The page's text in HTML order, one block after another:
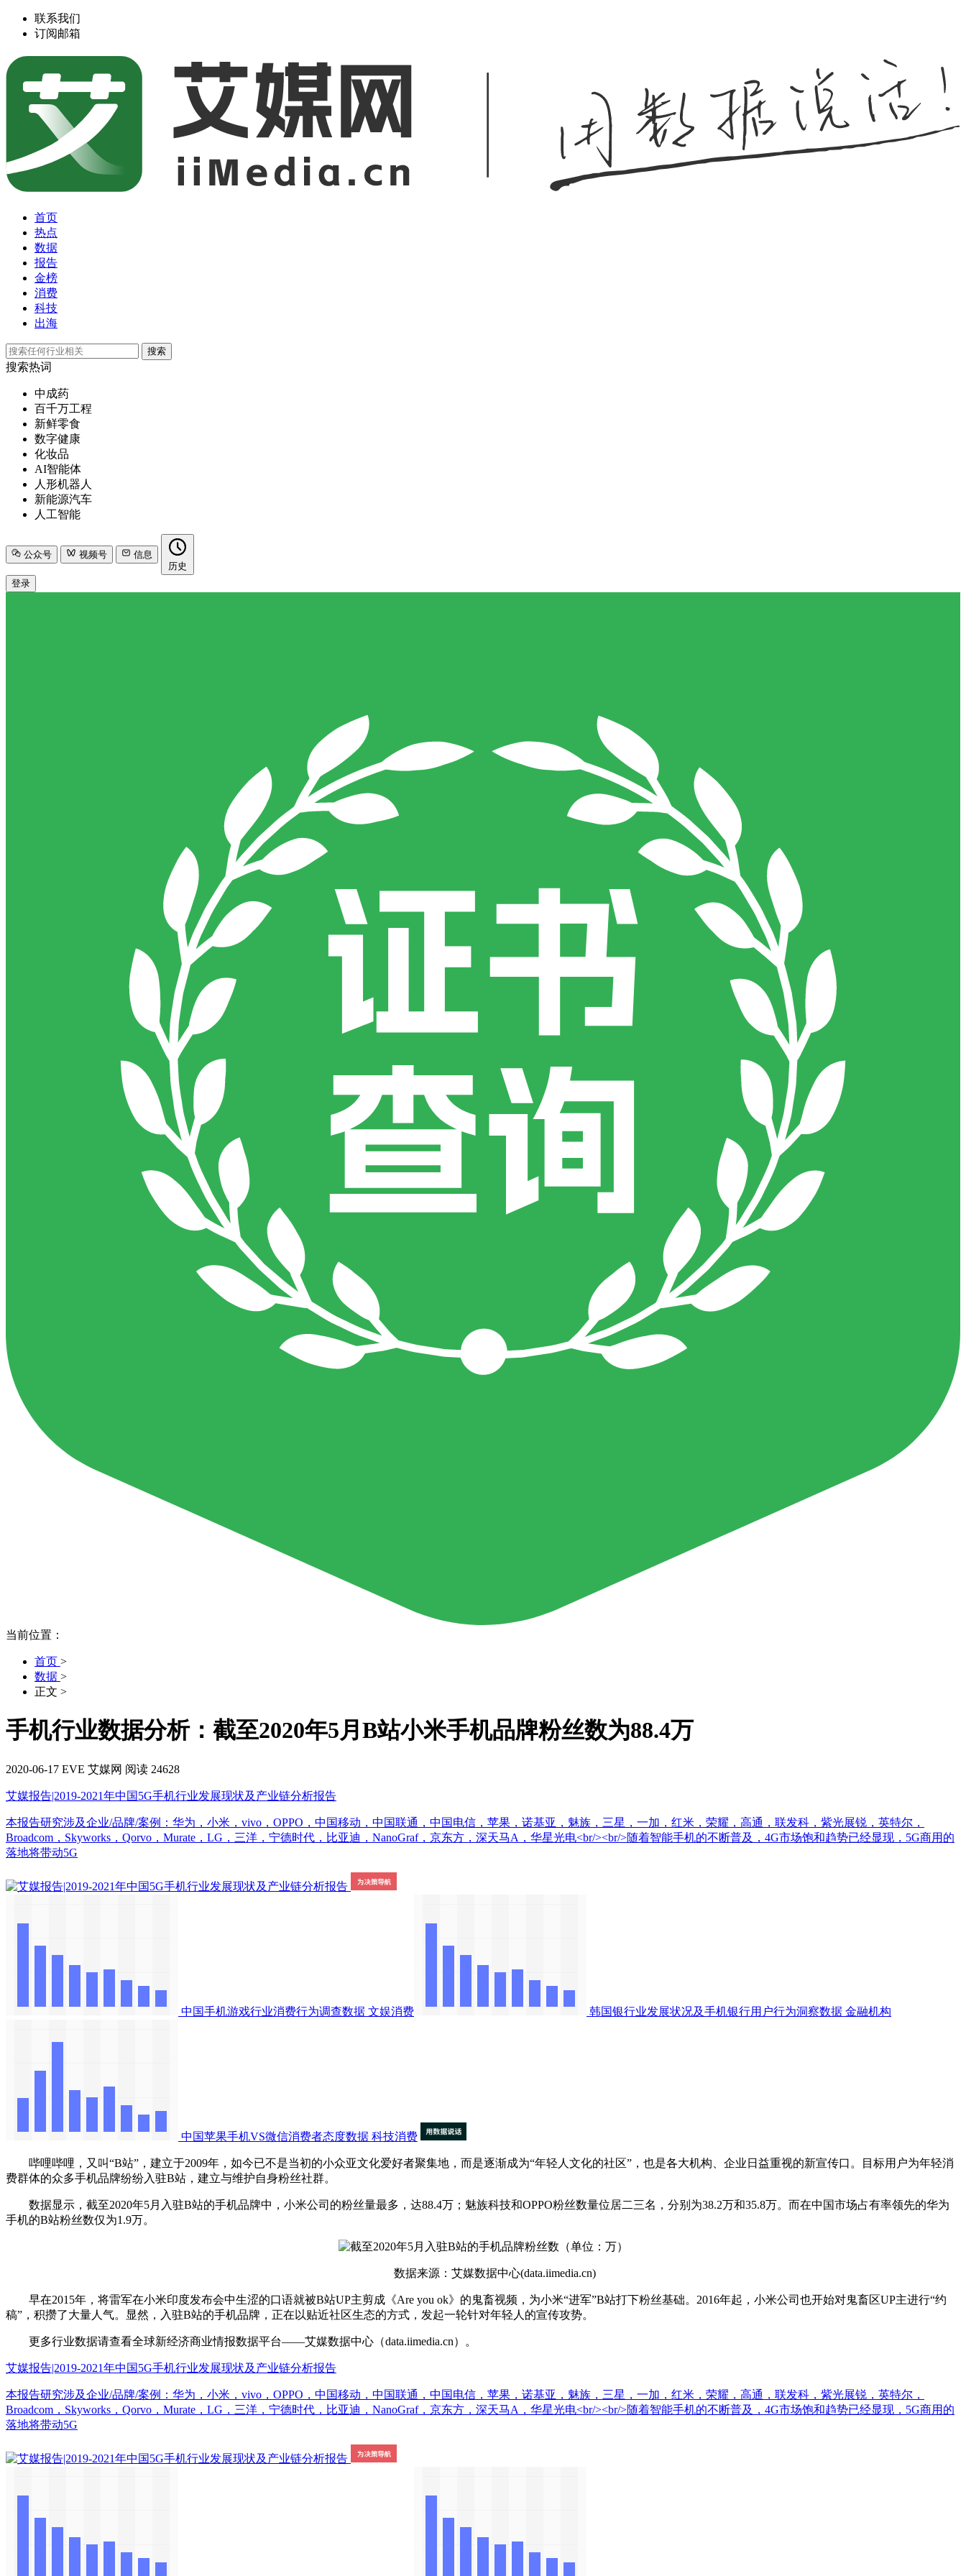
联系我们
订阅邮箱
首页
热点
数据
报告
金榜
消费
科技
出海
搜索
搜索热词
中成药
百千万工程
新鲜零食
数字健康
化妆品
AI智能体
人形机器人
新能源汽车
人工智能
公众号 视频号
信息
历史
登录
当前位置：
首页 >
数据 >
正文 >
手机行业数据分析：截至2020年5月B站小米手机品牌粉丝数为88.4万
2020-06-17 EVE 艾媒网 阅读 24628
艾媒报告|2019-2021年中国5G手机行业发展现状及产业链分析报告
本报告研究涉及企业/品牌/案例：华为，小米，vivo，OPPO，中国移动，中国联通，中国电信，苹果，诺基亚，魅族，三星，一加，红米，荣耀，高通，联发科，紫光展锐，英特尔，
Broadcom，Skyworks，Qorvo，Murate，LG，三洋，宁德时代，比亚迪，NanoGraf，京东方，深天马A，华星光电<br/><br/>随着智能手机的不断普及，4G市场饱和趋势已经显现，5G商用的
落地将带动5G
中国手机游戏行业消费行为调查数据 文娱消费 韩国银行业发展状况及手机银行用户行为洞察数据 金融机构
中国苹果手机VS微信消费者态度数据 科技消费
哔哩哔哩，又叫“B站”，建立于2009年，如今已不是当初的小众亚文化爱好者聚集地，而是逐渐成为“年轻人文化的社区”，也是各大机构、企业日益重视的新宣传口。目标用户为年轻消
费群体的众多手机品牌纷纷入驻B站，建立与维护自身粉丝社群。
数据显示，截至2020年5月入驻B站的手机品牌中，小米公司的粉丝量最多，达88.4万；魅族科技和OPPO粉丝数量位居二三名，分别为38.2万和35.8万。而在中国市场占有率领先的华为
手机的B站粉丝数仅为1.9万。
数据来源：艾媒数据中心(data.iimedia.cn)
早在2015年，将雷军在小米印度发布会中生涩的口语就被B站UP主剪成《Are you ok》的鬼畜视频，为小米“进军”B站打下粉丝基础。2016年起，小米公司也开始对鬼畜区UP主进行“约
稿”，积攒了大量人气。显然，入驻B站的手机品牌，正在以贴近社区生态的方式，发起一轮针对年轻人的宣传攻势。
更多行业数据请查看全球新经济商业情报数据平台——艾媒数据中心（data.iimedia.cn）。
艾媒报告|2019-2021年中国5G手机行业发展现状及产业链分析报告
本报告研究涉及企业/品牌/案例：华为，小米，vivo，OPPO，中国移动，中国联通，中国电信，苹果，诺基亚，魅族，三星，一加，红米，荣耀，高通，联发科，紫光展锐，英特尔，
Broadcom，Skyworks，Qorvo，Murate，LG，三洋，宁德时代，比亚迪，NanoGraf，京东方，深天马A，华星光电<br/><br/>随着智能手机的不断普及，4G市场饱和趋势已经显现，5G商用的
落地将带动5G